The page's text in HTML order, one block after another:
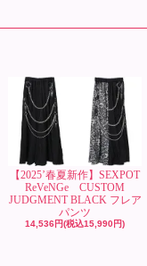
【2025’春夏新作】SEXPOT
ReVeNGe CUSTOM
JUDGMENT BLACK フレア
パンツ
14,536円(税込15,990円)